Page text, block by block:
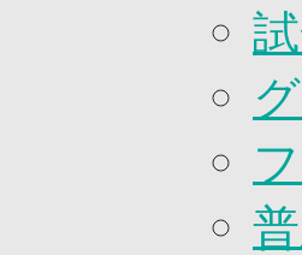
オン
ACADEMY
アカ
プロ
ジュ
ジュ
ユー
練